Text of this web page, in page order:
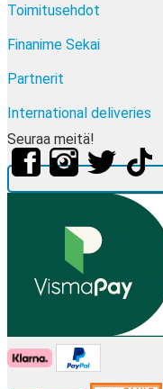
Toimitusehdot
Finanime Sekai
Partnerit
International deliveries
Seuraa meitä!